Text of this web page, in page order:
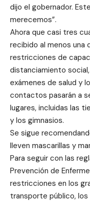
dijo el gobernador.
merecemos”.
Ahora que casi tres
recibido al menos una
restricciones de
distanciamiento
exámenes de salud y
contactos pasarán a
lugares, incluidas las
y los gimnasios.
Se sigue
lleven mascarillas y
Para seguir con las
Prevención de
restricciones en los
transporte público,